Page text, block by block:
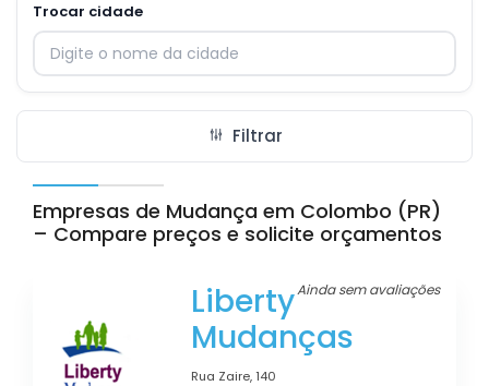
Trocar cidade
Digite o nome da cidade para trocar
Filtrar
Empresas de Mudança em Colombo (PR)
– Compare preços e solicite orçamentos
Ainda sem avaliações
Liberty
Mudanças
Rua Zaire, 140